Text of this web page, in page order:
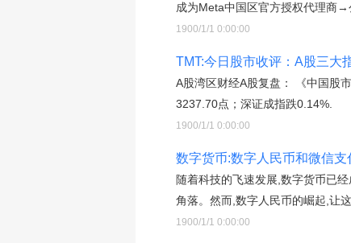
成为Meta中国区官方授权代理商→
1900/1/1 0:00:00
TMT:今日股市收评：A股三
A股湾区财经A股复盘： 《中国股
3237.70点；深证成指跌0.14%.
1900/1/1 0:00:00
数字货币:数字人民币和微信支
随着科技的飞速发展,数字货币已
角落。然而,数字人民币的崛起,让
1900/1/1 0:00:00